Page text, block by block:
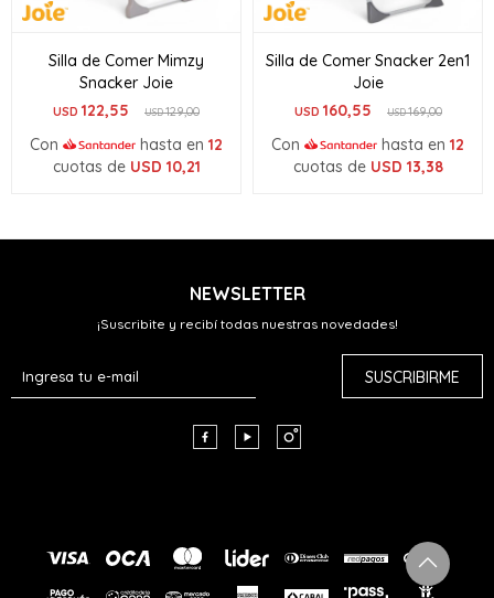
Silla de Comer Mimzy
Snacker Joie
USD 122,55 USD129,00
Con hasta en 12
cuotas de USD 10,21
Silla de Comer Snacker 2en1
Joie
USD 160,55 USD169,00
Con hasta en 12
cuotas de USD 13,38
NEWSLETTER
¡Suscribite y recibí todas nuestras novedades!
SUSCRIBIRME
  